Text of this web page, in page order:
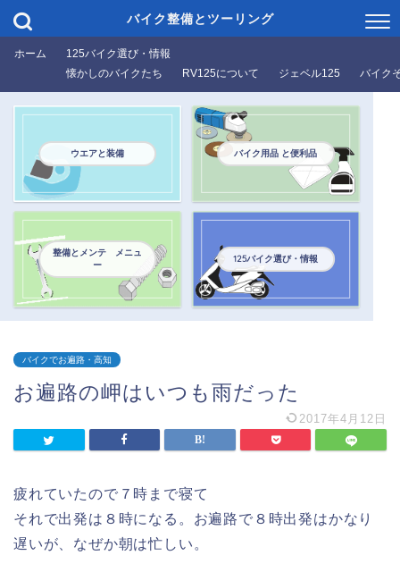
バイク整備とツーリング
ホーム
125バイク選び・情報
懐かしのバイクたち
RV125について ジェベル125 バイク
ウエアと装備 バイク用品 と便利品
整備とメンテ メニュ
ー
125バイク選び・情報
バイクでお遍路・高知
お遍路の岬はいつも雨だった
2017年4月12日
疲れていたので７時まで寝て
それで出発は８時になる。お遍路で８時出発はかなり
遅いが、なぜか朝は忙しい。